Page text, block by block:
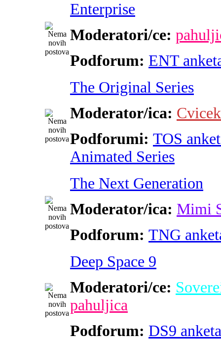
Enterprise
Moderatori/ce:
Podforum: ENT
The Original Series
Moderator/ica: Cvicek
Podforumi: TOS
Animated Series
The Next Generation
Moderator/ica: Mimi
Podforum: TNG
Deep Space 9
Moderatori/ce:
pahuljica
Podforum: DS9 anketa